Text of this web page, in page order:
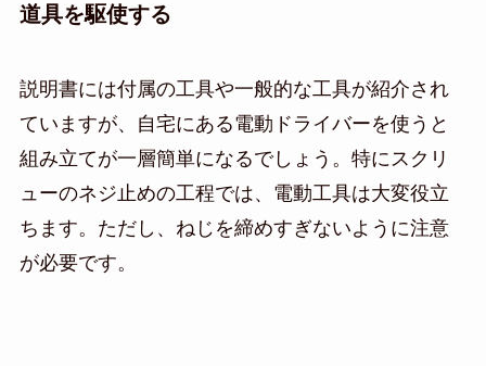
道具を駆使する
説明書には付属の工具や一般的な工具が紹介され
ていますが、自宅にある電動ドライバーを使うと
組み立てが一層簡単になるでしょう。特にスクリ
ューのネジ止めの工程では、電動工具は大変役立
ちます。ただし、ねじを締めすぎないように注意
が必要です。